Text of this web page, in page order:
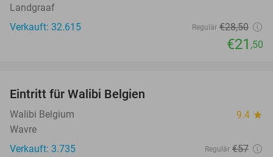
Landgraaf
Verkauft: 32.615
Regulär €28,50
€21 ,50
Eintritt für Walibi Belgien
Walibi Belgium 9.4 star
Wavre
Verkauft: 3.735
Regulär €57